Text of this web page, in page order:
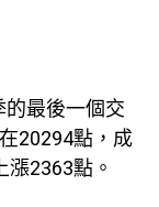
最後一個交
20294點，成
2363點。